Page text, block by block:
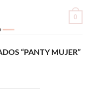
0
“PANTY MUJER”